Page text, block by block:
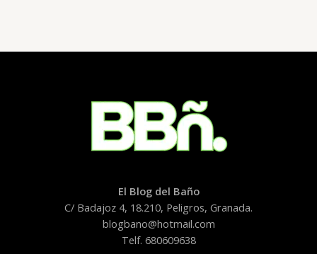
El Blog del Baño
C/ Badajoz 4, 18.210, Peligros, Granada.
blogbano@hotmail.com
Telf. 680609638